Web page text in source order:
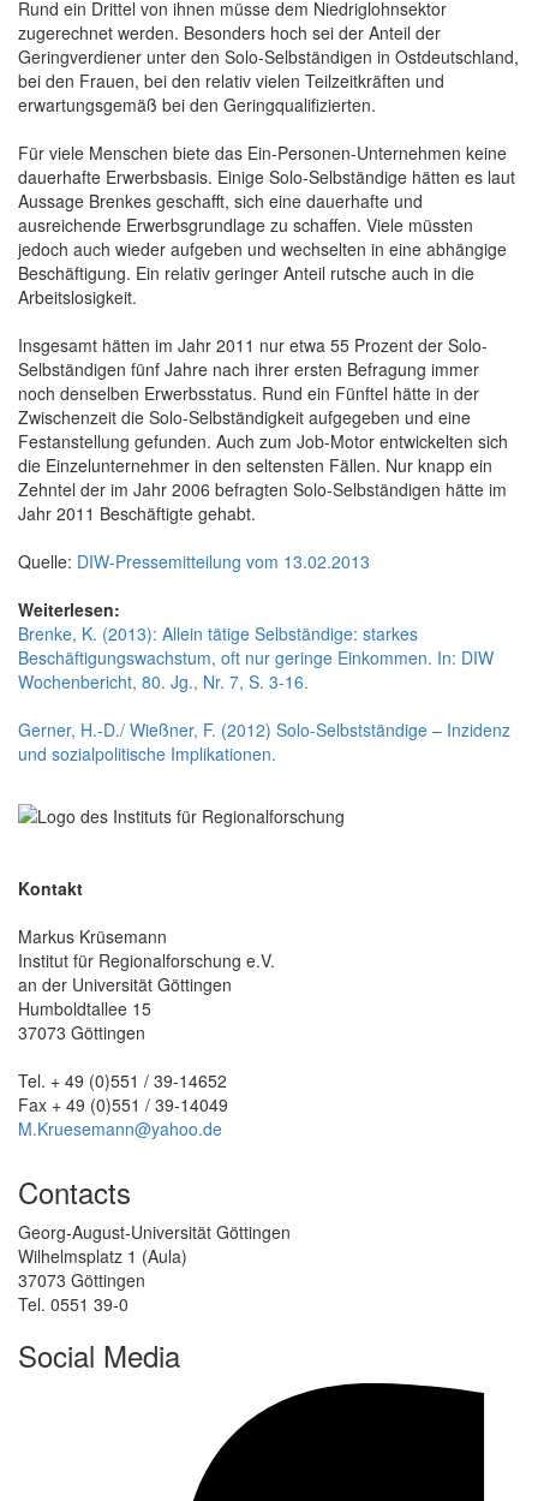
Rund ein Drittel von ihnen müsse dem Niedriglohnsektor
zugerechnet werden. Besonders hoch sei der Anteil der
Geringverdiener unter den Solo-Selbständigen in Ostdeutschland,
bei den Frauen, bei den relativ vielen Teilzeitkräften und
erwartungsgemäß bei den Geringqualifizierten.
Für viele Menschen biete das Ein-Personen-Unternehmen keine
dauerhafte Erwerbsbasis. Einige Solo-Selbständige hätten es laut
Aussage Brenkes geschafft, sich eine dauerhafte und
ausreichende Erwerbsgrundlage zu schaffen. Viele müssten
jedoch auch wieder aufgeben und wechselten in eine abhängige
Beschäftigung. Ein relativ geringer Anteil rutsche auch in die
Arbeitslosigkeit.
Insgesamt hätten im Jahr 2011 nur etwa 55 Prozent der Solo-
Selbständigen fünf Jahre nach ihrer ersten Befragung immer
noch denselben Erwerbsstatus. Rund ein Fünftel hätte in der
Zwischenzeit die Solo-Selbständigkeit aufgegeben und eine
Festanstellung gefunden. Auch zum Job-Motor entwickelten sich
die Einzelunternehmer in den seltensten Fällen. Nur knapp ein
Zehntel der im Jahr 2006 befragten Solo-Selbständigen hätte im
Jahr 2011 Beschäftigte gehabt.
Quelle: DIW-Pressemitteilung vom 13.02.2013
Weiterlesen:
Brenke, K. (2013): Allein tätige Selbständige: starkes
Beschäftigungswachstum, oft nur geringe Einkommen. In: DIW
Wochenbericht, 80. Jg., Nr. 7, S. 3-16.
Gerner, H.-D./ Wießner, F. (2012) Solo-Selbstständige – Inzidenz
und sozialpolitische Implikationen.
Kontakt
Markus Krüsemann
Institut für Regionalforschung e.V.
an der Universität Göttingen
Humboldtallee 15
37073 Göttingen
Tel. + 49 (0)551 / 39-14652
Fax + 49 (0)551 / 39-14049
M.Kruesemann@yahoo.de
Contacts
Georg-August-Universität Göttingen
Wilhelmsplatz 1 (Aula)
37073 Göttingen
Tel. 0551 39-0
Social Media